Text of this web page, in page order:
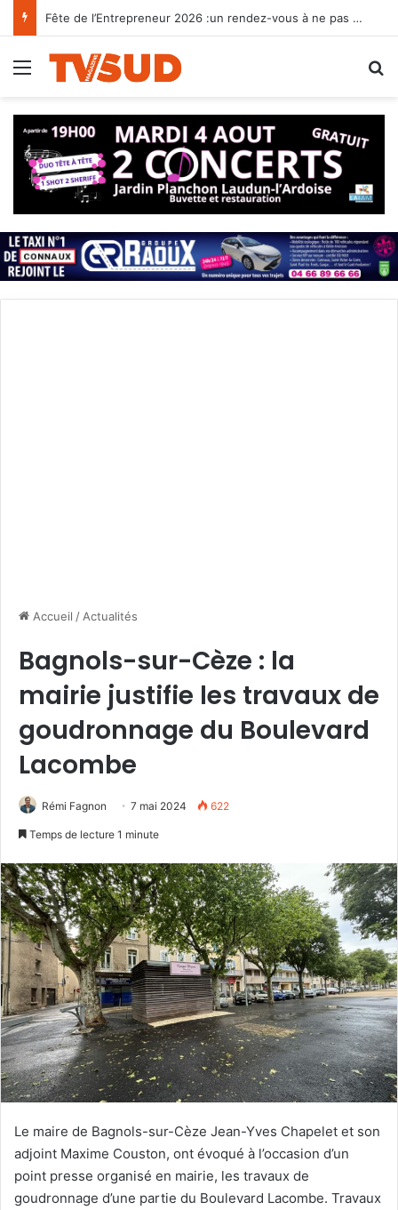
Fête de l’Entrepreneur 2026 :un rendez-vous à ne pas manquer pour les chefs d’entreprise du Gard rhodanien
Menu
Accueil / Actualités
Bagnols-sur-Cèze : la
mairie justifie les travaux de
goudronnage du Boulevard
Lacombe
Rémi Fagnon 7 mai 2024 622
Temps de lecture 1 minute
Le maire de Bagnols-sur-Cèze Jean-Yves Chapelet et son
adjoint Maxime Couston, ont évoqué à l’occasion d’un
point presse organisé en mairie, les travaux de
goudronnage d’une partie du Boulevard Lacombe. Travaux